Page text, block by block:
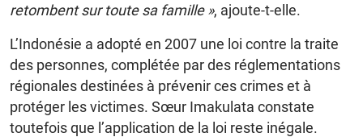
retombent sur toute sa famille », ajoute-t-elle.
L’Indonésie a adopté en 2007 une loi contre la traite
des personnes, complétée par des réglementations
régionales destinées à prévenir ces crimes et à
protéger les victimes. Sœur Imakulata constate
toutefois que l’application de la loi reste inégale.